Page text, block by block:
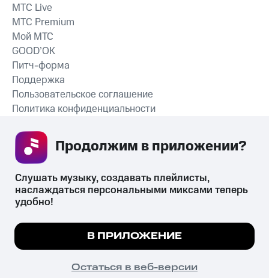
СКАЧАТЬ ПРИЛОЖЕНИЕ
MTС Live
MTС Premium
Мой МТС
GOOD’OK
Питч-форма
Поддержка
Пользовательское соглашение
Политика конфиденциальности
психотропных веществ, их аналогов причиняет вред здоровью,
их незаконный оборот запрещён и влечёт установленную
законодательством ответственность.
© 2026 ООО «КИОН».
Все права защищены
Мы используем куки, чтобы на сайте все
Подробнее
ПОНЯТНО
Слушать музыку, создавать плейлисты,
наслаждаться персональными миксами теперь
удобно!
В ПРИЛОЖЕНИЕ
Остаться в веб-версии